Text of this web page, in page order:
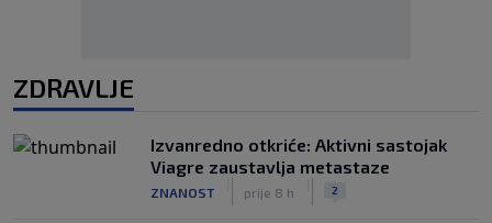
ZDRAVLJE
Izvanredno otkriće: Aktivni sastojak
Viagre zaustavlja metastaze
ZNANOST prije 8 h 2